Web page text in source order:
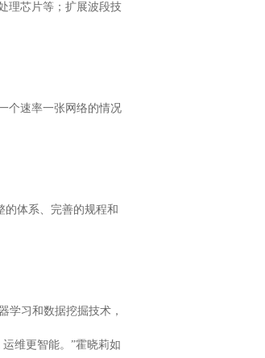
理芯片等；扩展波段技
个速率一张网络的情况
的体系、完善的规程和
学习和数据挖掘技术，
维更智能。”霍晓莉如